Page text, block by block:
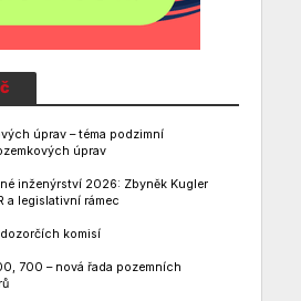
úprav – téma podzimní
úprav
inženýrství 2026: Zbyněk Kugler
a legislativní rámec
komisí
700 – nová řada pozemních